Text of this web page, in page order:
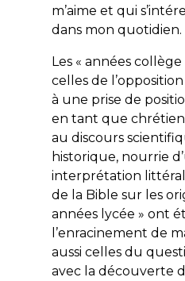
m’aime et qui
dans mon quotidien.
Les « années
celles de
à une prise de
en tant que chrétien
au discours
historique, nourrie
interprétation
de la Bible sur les
années lycée » ont
l’enracinement de
aussi celles du
avec la découverte